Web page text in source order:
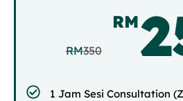
RM350
RM
1 Jam Sesi Consultation